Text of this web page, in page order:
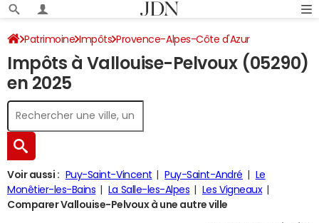
Patrimoine Impôts Provence-Alpes-Côte d'Azur
Hautes-Alpes Vallouise-Pelvoux Impôt sur le revenu
Impôts à Vallouise-Pelvoux (05290)
en 2025
Voir aussi : Puy-Saint-Vincent Puy-Saint-André
Le
Monêtier-les-Bains
La Salle-les-Alpes
Les Vigneaux
Comparer Vallouise-Pelvoux à une autre ville